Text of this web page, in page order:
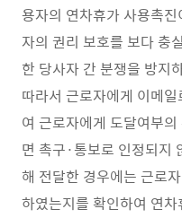
용자의 연차휴가 사용촉
자의 권리 보호를 보다 충
한 당사자 간 분쟁을 방지
따라서 근로자에게 이메
여 근로자에게 도달여부
면 촉구·통보로 인정되지
해 전달한 경우에는 근로
하였는지를 확인하여 연